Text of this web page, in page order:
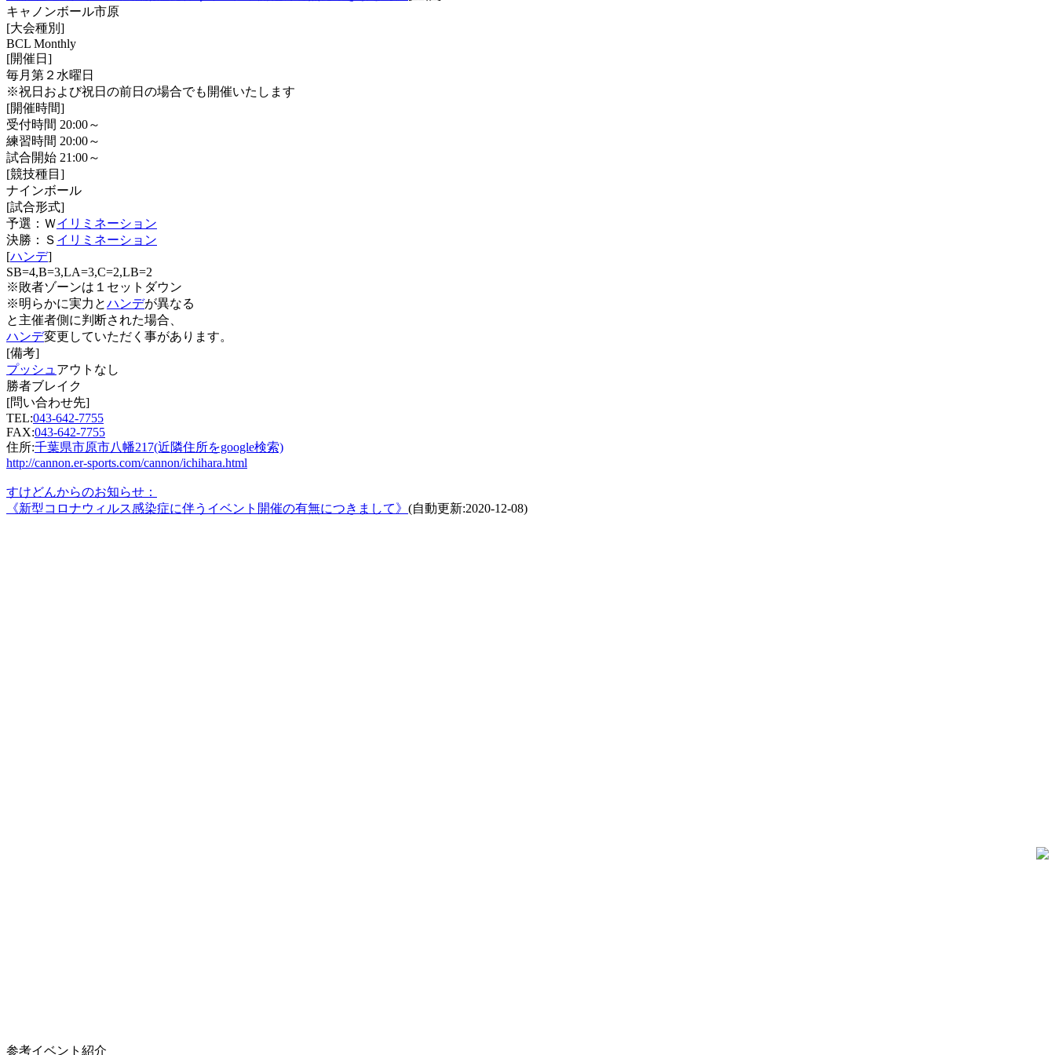
キャノンボール市原
[大会種別]
BCL Monthly
[開催日]
毎月第２水曜日
※祝日および祝日の前日の場合でも開催いたします
[開催時間]
受付時間 20:00～
練習時間 20:00～
試合開始 21:00～
[競技種目]
ナインボール
[試合形式]
予選：Ｗイリミネーション
決勝：Ｓ イリミネーション
[ハンデ]
SB=4,B=3,LA=3,C=2,LB=2
※敗者ゾーンは１セットダウン
※明らかに実力とハンデが異なる
と主催者側に判断された場合、
ハンデ変更していただく事があります。
[備考]
プッシュ アウトなし
勝者ブレイク
[問い合わせ先]
TEL:043-642-7755
FAX:043-642-7755
住所:千葉県市原市八幡217(近隣住所をgoogle検索)
http://cannon.er-sports.com/cannon/ichihara.html
すけどんからのお知らせ：
《新型コロナウィルス感染症に伴うイベント開催の有無につきまして》 (自動更新:2020-12-08)
参考イベント紹介